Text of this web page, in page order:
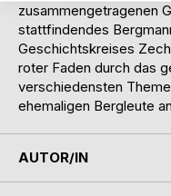
zusammengetragenen
stattfindendes
Geschichtskreises
roter Faden durch das
verschiedensten
ehemaligen Bergleute
AUTOR/IN